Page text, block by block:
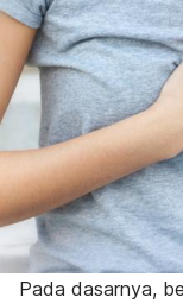
Pada dasarnya,